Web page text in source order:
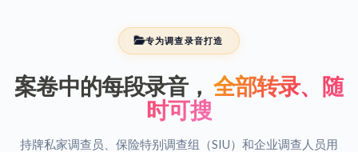
专为调查录音打造
案卷中的每段录音， 全部转录、随
时可搜
持牌私家调查员、保险特别调查组（SIU）和企业调查人员用